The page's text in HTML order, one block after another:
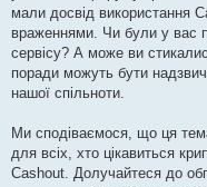
мали досвід використання
враженнями. Чи були у вас
сервісу? А може ви
поради можуть бути
нашої спільноти.
Ми сподіваємося, що ця
для всіх, хто цікавиться
Cashout. Долучайтеся до